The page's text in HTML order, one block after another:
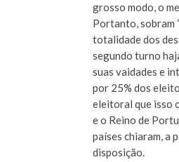
grosso modo, o
Portanto, sobram
totalidade dos
segundo turno
suas vaidades e
por 25% dos
eleitoral que isso
e o Reino de
países chiaram, a
disposição.